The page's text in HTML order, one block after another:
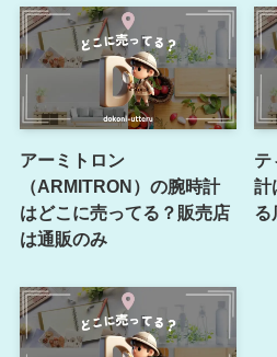
アーミトロン
（ARMITRON）の腕時計
はどこに売ってる？販売店
は通販のみ
テ
計
る